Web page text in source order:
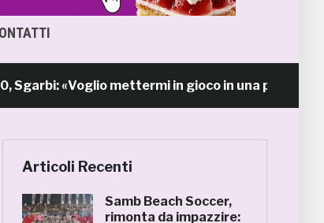
«Voglio mettermi in gioco in una piazza calda
Articoli Recenti
Samb Beach Soccer,
rimonta da impazzire: